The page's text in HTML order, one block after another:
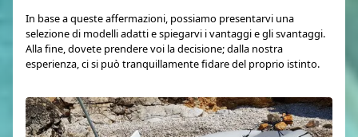
In base a queste affermazioni, possiamo presentarvi una
selezione di modelli adatti e spiegarvi i vantaggi e gli svantaggi.
Alla fine, dovete prendere voi la decisione; dalla nostra
esperienza, ci si può tranquillamente fidare del proprio istinto.